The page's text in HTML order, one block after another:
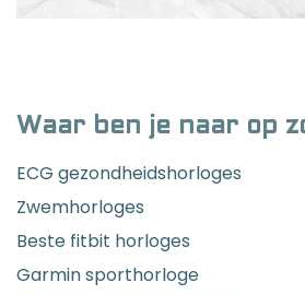
Waar ben je naar op
ECG gezondheidshorloges
Zwemhorloges
Beste fitbit horloges
Garmin sporthorloge